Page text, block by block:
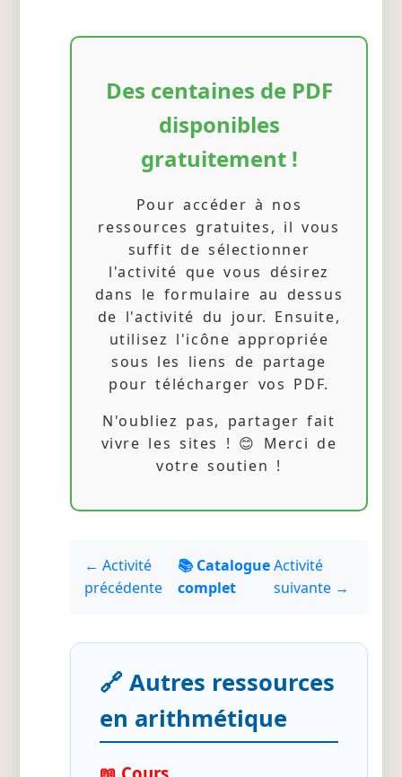
Des centaines de PDF
disponibles
gratuitement !
Pour accéder à nos
ressources gratuites, il vous
suffit de sélectionner
l'activité que vous désirez
dans le formulaire au dessus
de l'activité du jour. Ensuite,
utilisez l'icône appropriée
sous les liens de partage
pour télécharger vos PDF.
N'oubliez pas, partager fait
vivre les sites ! 😊 Merci de
votre soutien !
← Activité
précédente
📚 Catalogue
complet
Activité
suivante →
🔗 Autres ressources
en arithmétique